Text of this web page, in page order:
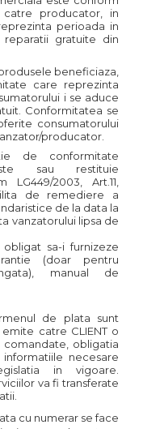
producator, in
perioada in
gratuite din
beneficiaza,
care reprezinta
i se aduce
Conformitatea se
consumatorului
producator.
de conformitate
sau restituie
2003, Art.11,
de remediere a
de la data la
vanzatorului lipsa de
obligat sa-i furnizeze
(doar pentru
manual de
de plata sunt
catre CLIENT o
comandate, obligatia
informatiile necesare
in vigoare.
va fi transferate
cu numerar se face